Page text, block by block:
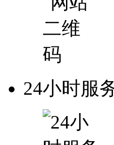
24小时服